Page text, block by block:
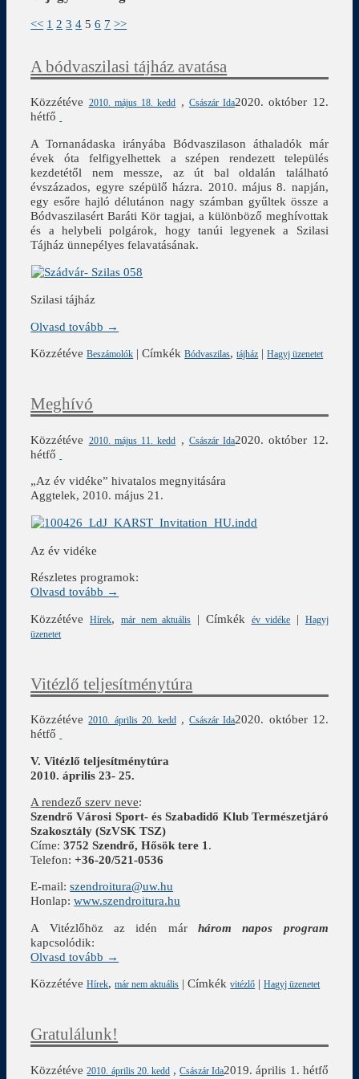
<< 1 2 3 4 5 6 7 >>
A bódvaszilasi tájház avatása
Közzétéve 2010. május 18. kedd , Császár Ida2020. október 12.
hétfő
A Tornanádaska irányába Bódvaszilason áthaladók már
évek óta felfigyelhettek a szépen rendezett település
kezdetétől nem messze, az út bal oldalán található
évszázados, egyre szépülő házra. 2010. május 8. napján,
egy esőre hajló délutánon nagy számban gyűltek össze a
Bódvaszilasért Baráti Kör tagjai, a különböző meghívottak
és a helybeli polgárok, hogy tanúi legyenek a Szilasi
Tájház ünnepélyes felavatásának.
Szilasi tájház
Olvasd tovább →
Közzétéve Beszámolók |Címkék Bódvaszilas,tájház |Hagyj üzenetet
Meghívó
Közzétéve 2010. május 11. kedd , Császár Ida2020. október 12.
hétfő
„Az év vidéke” hivatalos megnyitására
Aggtelek, 2010. május 21.
Az év vidéke
Részletes programok:
Olvasd tovább →
Közzétéve
Hírek, már nem aktuális | Címkék év vidéke |
Hagyj
üzenetet
Vitézlő teljesítménytúra
Közzétéve2010. április 20. kedd ,Császár Ida2020. október 12.
hétfő
V. Vitézlő teljesítménytúra
2010. április 23- 25.
A rendező szerv neve:
Szendrő Városi Sport- és Szabadidő Klub Természetjáró
Szakosztály (SzVSK TSZ)
Címe: 3752 Szendrő, Hősök tere 1 .
Telefon:+36-20/521-0536
E-mail: szendroitura@uw.hu
Honlap:www.szendroitura.hu
A Vitézlőhöz az idén márhárom napos program
kapcsolódik:
Olvasd tovább →
Közzétéve Hírek,már nem aktuális |Címkék vitézlő |Hagyj üzenetet
Gratulálunk!
Közzétéve2010. április 20. kedd ,Császár Ida2019. április 1. hétfő